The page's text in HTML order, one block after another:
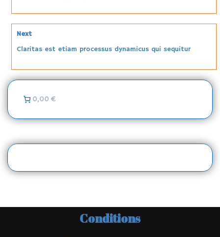
Next
Claritas est etiam processus dynamicus qui sequitur
0,00 €
Conditions